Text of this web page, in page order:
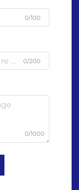
0/100
0/200
0/1000